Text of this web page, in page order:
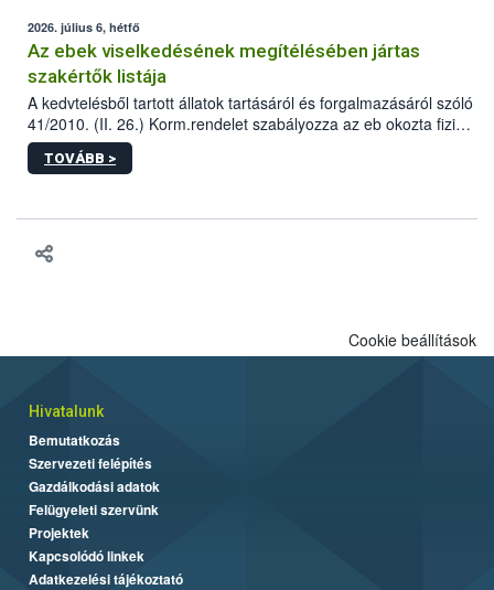
2026. július 6, hétfő
Az ebek viselkedésének megítélésében jártas
szakértők listája
A kedvtelésből tartott állatok tartásáról és forgalmazásáról szóló
41/2010. (II. 26.) Korm.rendelet szabályozza az eb okozta fizikai
sérülés, illetve ennek veszélye keletkezésekor felmerülő
hatósági feladatokat, valamint a veszélyes eb tartását és annak
TOVÁBB >
Cookie beállítások
Hivatalunk
Bemutatkozás
Szervezeti felépítés
Gazdálkodási adatok
Felügyeleti szervünk
Projektek
Kapcsolódó linkek
Adatkezelési tájékoztató